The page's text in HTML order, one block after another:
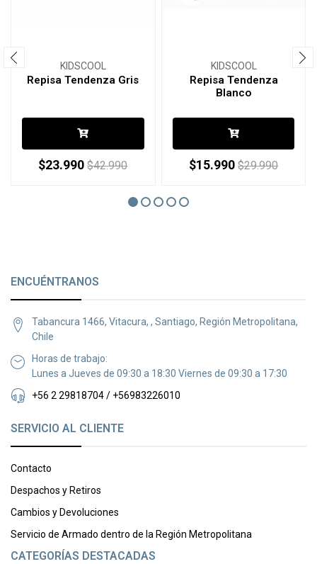
KIDSCOOL
Repisa Tendenza Gris
$23.990 $42.990
KIDSCOOL
Repisa Tendenza
Blanco
$15.990 $29.990
ENCUÉNTRANOS
Tabancura 1466, Vitacura, , Santiago, Región Metropolitana,
Chile
Horas de trabajo:
Lunes a Jueves de 09:30 a 18:30 Viernes de 09:30 a 17:30
+56 2 29818704 / +56983226010
SERVICIO AL CLIENTE
Contacto
Despachos y Retiros
Cambios y Devoluciones
Servicio de Armado dentro de la Región Metropolitana
CATEGORÍAS DESTACADAS